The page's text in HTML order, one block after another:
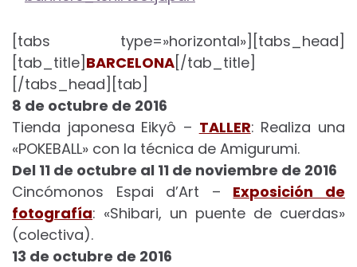
[tabs type=»horizontal»][tabs_head]
[tab_title] BARCELONA[/tab_title]
[/tabs_head][tab]
8 de octubre de 2016
Tienda japonesa Eikyô – TALLER: Realiza una
«POKEBALL» con la técnica de Amigurumi.
Del 11 de octubre al 11 de noviembre de 2016
Cincómonos Espai d’Art – Exposición de
fotografía: «Shibari, un puente de cuerdas»
(colectiva).
13 de octubre de 2016